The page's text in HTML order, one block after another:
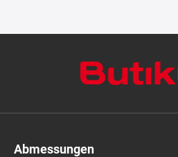
Abmessungen